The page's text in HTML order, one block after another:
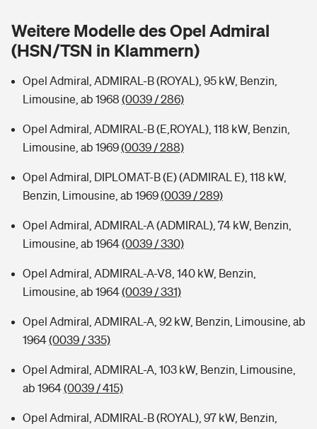
Wer versichert was: Jetzt Versicherer finden
Sie haben Fragen?
Musikinstrumentenversicherung
Zur Übersicht
Tools
Kinderunfall-Check: Mehr Sicherheit für deine Kids
Sie haben Fragen?
Weitere Modelle des Opel Admiral
(HSN/TSN in Klammern)
Opel Admiral, ADMIRAL-B (ROYAL), 95 kW, Benzin,
Limousine, ab 1968 (0039 / 286)
Opel Admiral, ADMIRAL-B (E,ROYAL), 118 kW, Benzin,
Limousine, ab 1969(0039 / 288)
Opel Admiral, DIPLOMAT-B (E) (ADMIRAL E), 118 kW,
Benzin, Limousine, ab 1969(0039 / 289)
Opel Admiral, ADMIRAL-A (ADMIRAL), 74 kW, Benzin,
Limousine, ab 1964(0039 / 330)
Opel Admiral, ADMIRAL-A-V8, 140 kW, Benzin,
Limousine, ab 1964(0039 / 331)
Opel Admiral, ADMIRAL-A, 92 kW, Benzin, Limousine, ab
1964(0039 / 335)
Opel Admiral, ADMIRAL-A, 103 kW, Benzin, Limousine,
ab 1964(0039 / 415)
Opel Admiral, ADMIRAL-B (ROYAL), 97 kW, Benzin,